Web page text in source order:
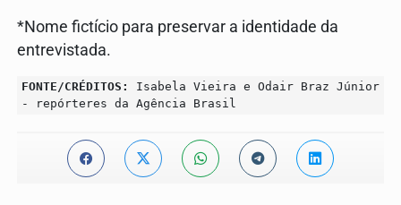
*Nome fictício para preservar a identidade da
entrevistada.
FONTE/CRÉDITOS:
Isabela Vieira e Odair Braz Júnior
- repórteres da Agência Brasil